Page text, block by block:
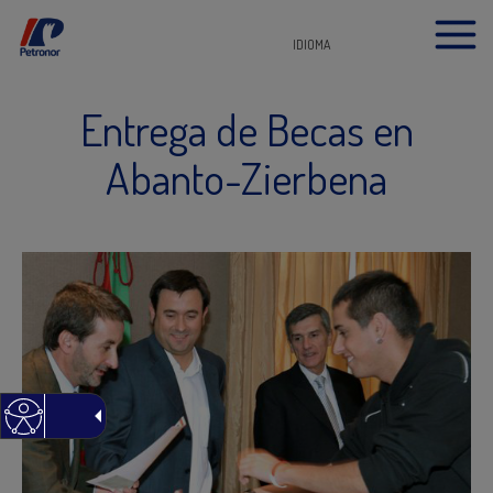
IDIOMA
Entrega de Becas en
Abanto-Zierbena